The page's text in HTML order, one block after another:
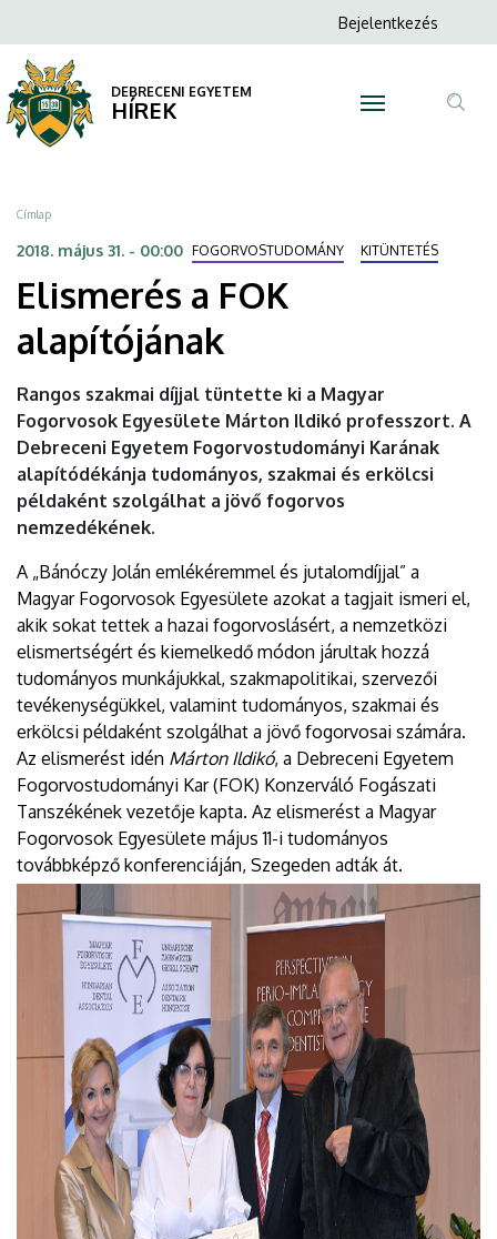
FOK
alapítójának
DEBRECENI
EGYETEM
a
tartalomra
Anonim
menüje
Bejelentkezés
DEBRECENI EGYETEM
HÍREK
Morzsa
Címlap
2018. május 31. - 00:00 FOGORVOSTUDOMÁNY KITÜNTETÉS
Elismerés a FOK
alapítójának
Rangos szakmai díjjal tüntette ki a Magyar
Fogorvosok Egyesülete Márton Ildikó professzort. A
Debreceni Egyetem Fogorvostudományi Karának
alapítódékánja tudományos, szakmai és erkölcsi
példaként szolgálhat a jövő fogorvos
nemzedékének.
A „Bánóczy Jolán emlékéremmel és jutalomdíjjal” a
Magyar Fogorvosok Egyesülete azokat a tagjait ismeri el,
akik sokat tettek a hazai fogorvoslásért, a nemzetközi
elismertségért és kiemelkedő módon járultak hozzá
tudományos munkájukkal, szakmapolitikai, szervezői
tevékenységükkel, valamint tudományos, szakmai és
erkölcsi példaként szolgálhat a jövő fogorvosai számára.
Az elismerést idén Márton Ildikó, a Debreceni Egyetem
Fogorvostudományi Kar (FOK) Konzerváló Fogászati
Tanszékének vezetője kapta. Az elismerést a Magyar
Fogorvosok Egyesülete május 11-i tudományos
továbbképző konferenciáján, Szegeden adták át.